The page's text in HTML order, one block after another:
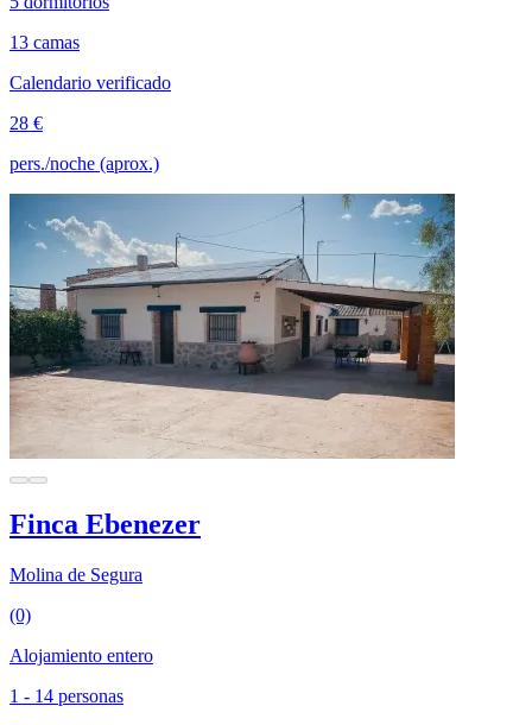
13 camas
Calendario verificado
28 €
pers./noche (aprox.)
Finca Ebenezer
Molina de Segura
(0)
Alojamiento entero
1 - 14 personas